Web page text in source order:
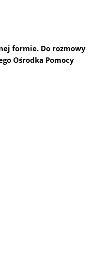
formie. Do rozmowy
Ośrodka Pomocy